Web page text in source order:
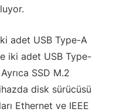
adet USB Type-A
iki adet USB Type-
SSD M.2
disk sürücüsü
Ethernet ve IEEE